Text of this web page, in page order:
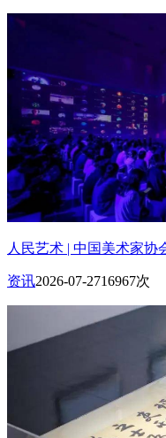
人民艺术 | 中国美术家
资讯2026-07-2716967次